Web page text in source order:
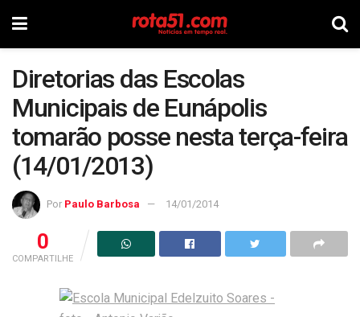
Diretorias das Escolas
Municipais de Eunápolis
tomarão posse nesta terça-feira
(14/01/2013)
Por Paulo Barbosa 14/01/2014
0
COMPARTILHE